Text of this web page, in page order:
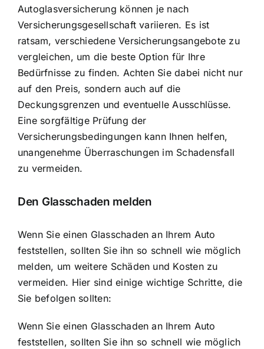
Autoglasversicherung können je nach
Versicherungsgesellschaft variieren. Es ist
ratsam, verschiedene Versicherungsangebote zu
vergleichen, um die beste Option für Ihre
Bedürfnisse zu finden. Achten Sie dabei nicht nur
auf den Preis, sondern auch auf die
Deckungsgrenzen und eventuelle Ausschlüsse.
Eine sorgfältige Prüfung der
Versicherungsbedingungen kann Ihnen helfen,
unangenehme Überraschungen im Schadensfall
zu vermeiden.
Den Glasschaden melden
Wenn Sie einen Glasschaden an Ihrem Auto
feststellen, sollten Sie ihn so schnell wie möglich
melden, um weitere Schäden und Kosten zu
vermeiden. Hier sind einige wichtige Schritte, die
Sie befolgen sollten:
Wenn Sie einen Glasschaden an Ihrem Auto
feststellen, sollten Sie ihn so schnell wie möglich